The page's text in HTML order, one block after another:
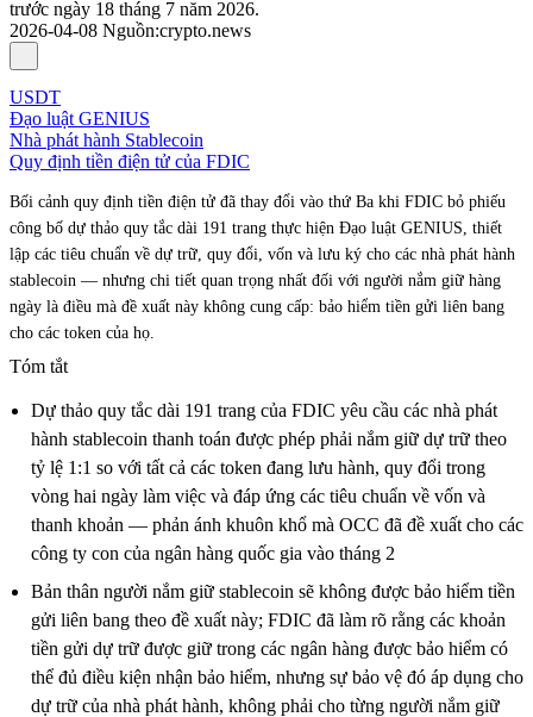
trước ngày 18 tháng 7 năm 2026.
2026-04-08 Nguồn:crypto.news
USDT
Đạo luật GENIUS
Nhà phát hành Stablecoin
Quy định tiền điện tử của FDIC
Bối cảnh quy định tiền điện tử đã thay đổi vào thứ Ba khi FDIC bỏ phiếu
công bố dự thảo quy tắc dài 191 trang thực hiện Đạo luật GENIUS, thiết
lập các tiêu chuẩn về dự trữ, quy đổi, vốn và lưu ký cho các nhà phát hành
stablecoin — nhưng chi tiết quan trọng nhất đối với người nắm giữ hàng
ngày là điều mà đề xuất này không cung cấp: bảo hiểm tiền gửi liên bang
cho các token của họ.
Tóm tắt
Dự thảo quy tắc dài 191 trang của FDIC yêu cầu các nhà phát
hành stablecoin thanh toán được phép phải nắm giữ dự trữ theo
tỷ lệ 1:1 so với tất cả các token đang lưu hành, quy đổi trong
vòng hai ngày làm việc và đáp ứng các tiêu chuẩn về vốn và
thanh khoản — phản ánh khuôn khổ mà OCC đã đề xuất cho các
công ty con của ngân hàng quốc gia vào tháng 2
Bản thân người nắm giữ stablecoin sẽ không được bảo hiểm tiền
gửi liên bang theo đề xuất này; FDIC đã làm rõ rằng các khoản
tiền gửi dự trữ được giữ trong các ngân hàng được bảo hiểm có
thể đủ điều kiện nhận bảo hiểm, nhưng sự bảo vệ đó áp dụng cho
dự trữ của nhà phát hành, không phải cho từng người nắm giữ